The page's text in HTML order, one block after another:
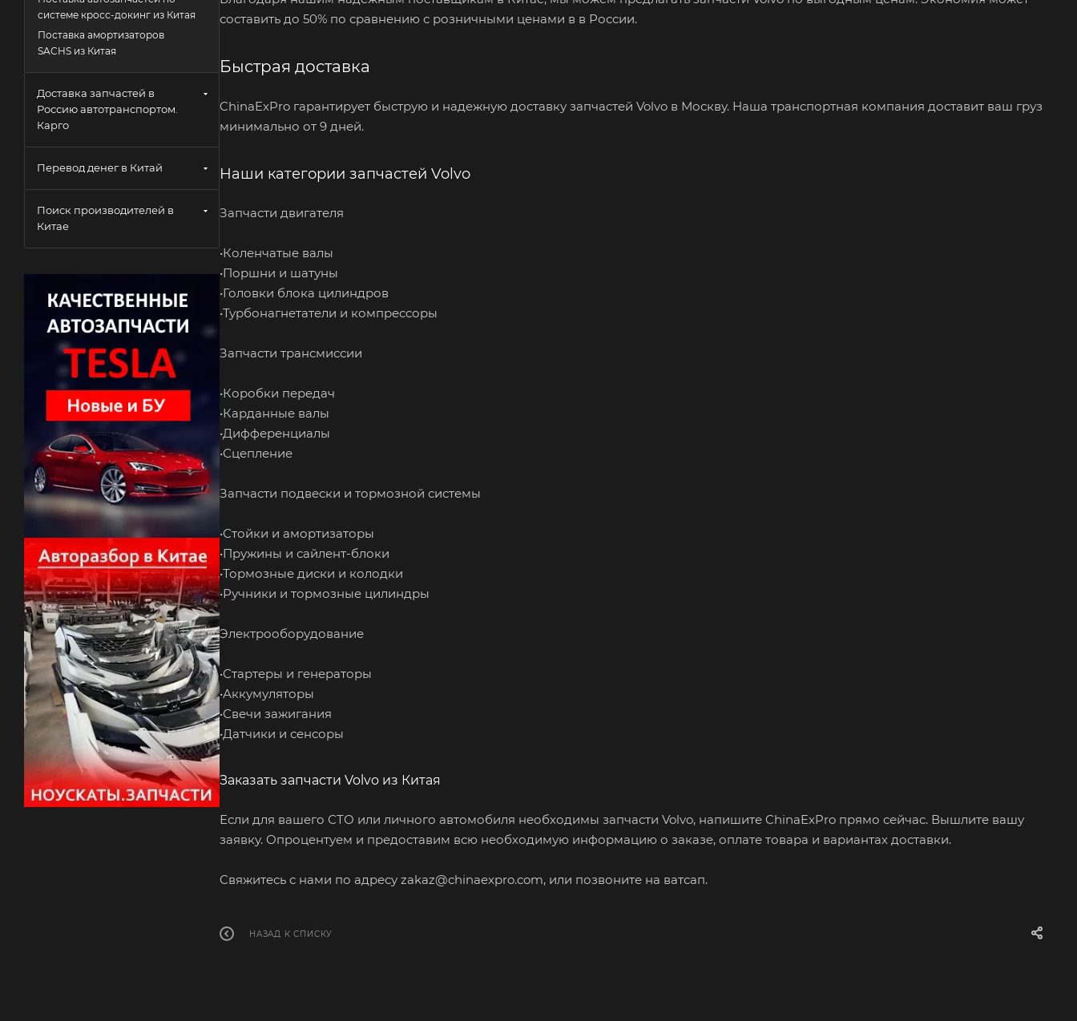
составить до 50% по сравнению с розничными ценами в в России.
Быстрая доставка
ChinaExPro гарантирует быструю и надежную доставку запчастей Volvo в Москву. Наша транспортная компания доставит ваш груз
минимально от 9 дней.
Наши категории запчастей Volvo
Запчасти двигателя
•Коленчатые валы
•Поршни и шатуны
•Головки блока цилиндров
•Турбонагнетатели и компрессоры
Запчасти трансмиссии
•Коробки передач
•Карданные валы
•Дифференциалы
•Сцепление
Запчасти подвески и тормозной системы
•Стойки и амортизаторы
•Пружины и сайлент-блоки
•Тормозные диски и колодки
•Ручники и тормозные цилиндры
Электрооборудование
•Стартеры и генераторы
•Аккумуляторы
•Свечи зажигания
•Датчики и сенсоры
Заказать запчасти Volvo из Китая
Если для вашего СТО или личного автомобиля необходимы запчасти Volvo, напишите ChinaExPro прямо сейчас. Вышлите вашу
заявку. Опроцентуем и предоставим всю необходимую информацию о заказе, оплате товара и вариантах доставки.
Cвяжитесь с нами по адресу zakaz@chinaexpro.com, или позвоните на ватсап.
НАЗАД К СПИСКУ
системе кросс-докинг из Китая
Поставка амортизаторов
SACHS из Китая
Доставка запчастей в
Россию автотранспортом.
Карго
Перевод денег в Китай
Поиск производителей в
Китае